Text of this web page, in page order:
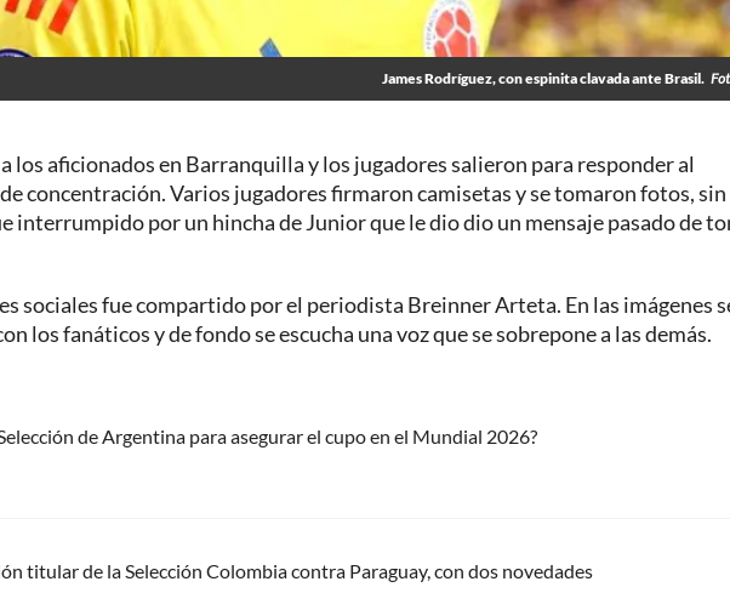
James Rodríguez, con espinita clavada ante Brasil.
los aficionados en Barranquilla y los jugadores salieron para responder al
concentración. Varios jugadores firmaron camisetas y se tomaron fotos, sin
interrumpido por un hincha de Junior que le dio dio un mensaje pasado de
sociales fue compartido por el periodista Breinner Arteta. En las imágenes
los fanáticos y de fondo se escucha una voz que se sobrepone a las demás.
de Argentina para asegurar el cupo en el Mundial 2026?
titular de la Selección Colombia contra Paraguay, con dos novedades